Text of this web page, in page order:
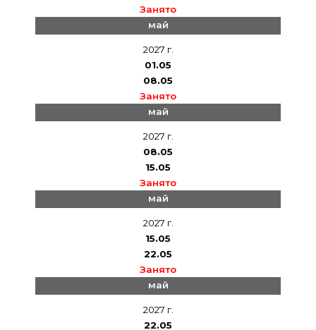
Занято
май
2027 г.
01.05
08.05
Занято
май
2027 г.
08.05
15.05
Занято
май
2027 г.
15.05
22.05
Занято
май
2027 г.
22.05